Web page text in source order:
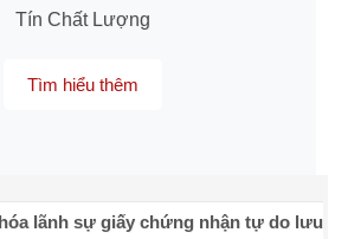
Tín Chất Lượng
Tìm hiểu thêm
lãnh sự giấy chứng nhận tự do lưu